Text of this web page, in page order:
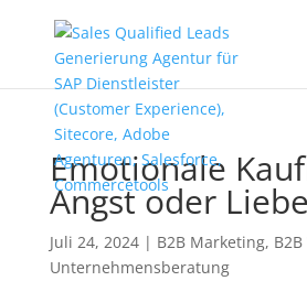
Emotionale
Angst oder
Juli 24, 2024| B2B Marketing,
Unternehmensberatung